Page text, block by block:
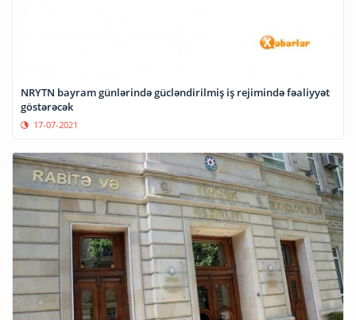
NRYTN bayram günlərində gücləndirilmiş iş rejimində fəaliyyət
göstərəcək
17-07-2021